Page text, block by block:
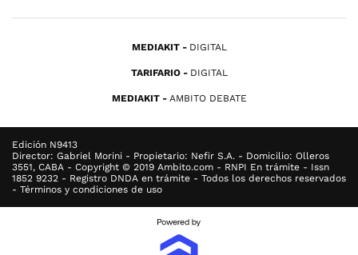
MEDIAKIT DIGITAL
TARIFARIO DIGITAL
MEDIAKIT AMBITO DEBATE
Edición N9413
Director: Gabriel Morini - Propietario: Nefir S.A. - Domicilio: Olleros
3551, CABA - Copyright © 2019 Ambito.com - RNPI En trámite - Issn
1852 9232 - Registro DNDA en trámite - Todos los derechos reservados
- Términos y condiciones de uso